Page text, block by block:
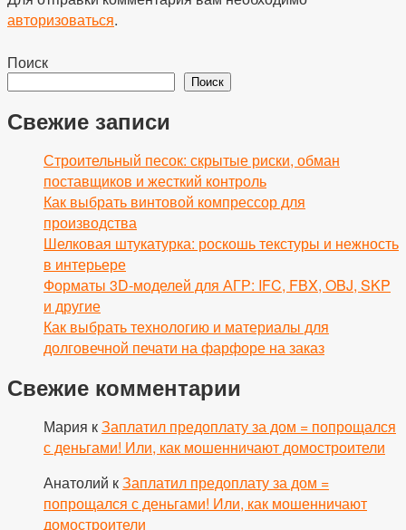
авторизоваться.
Поиск
Поиск
Свежие записи
Строительный песок: скрытые риски, обман
поставщиков и жесткий контроль
Как выбрать винтовой компрессор для
производства
Шелковая штукатурка: роскошь текстуры и нежность
в интерьере
Форматы 3D-моделей для АГР: IFC, FBX, OBJ, SKP
и другие
Как выбрать технологию и материалы для
долговечной печати на фарфоре на заказ
Свежие комментарии
Мария кЗаплатил предоплату за дом = попрощался
с деньгами! Или, как мошенничают домостроители
Анатолий кЗаплатил предоплату за дом =
попрощался с деньгами! Или, как мошенничают
домостроители